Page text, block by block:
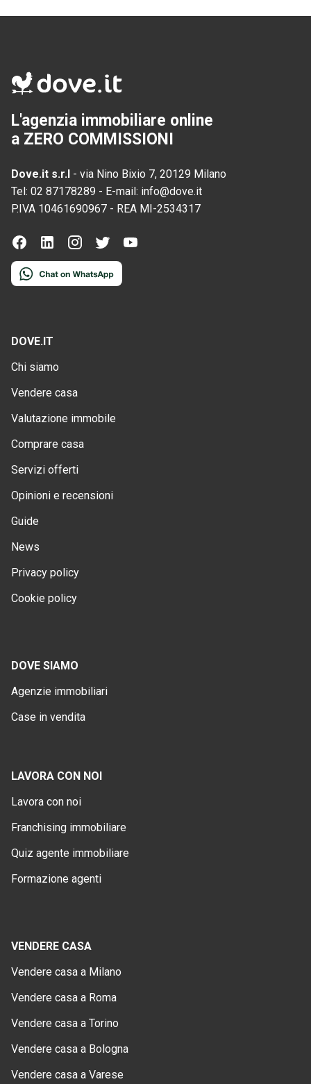
L'agenzia immobiliare online
a ZERO COMMISSIONI
Dove.it s.r.l - via Nino Bixio 7, 20129 Milano
Tel: 02 87178289 - E-mail: info@dove.it
P.IVA 10461690967 - REA MI-2534317
DOVE.IT
Chi siamo
Vendere casa
Valutazione immobile
Comprare casa
Servizi offerti
Opinioni e recensioni
Guide
News
Privacy policy
Cookie policy
DOVE SIAMO
Agenzie immobiliari
Case in vendita
LAVORA CON NOI
Lavora con noi
Franchising immobiliare
Quiz agente immobiliare
Formazione agenti
VENDERE CASA
Vendere casa a Milano
Vendere casa a Roma
Vendere casa a Torino
Vendere casa a Bologna
Vendere casa a Varese